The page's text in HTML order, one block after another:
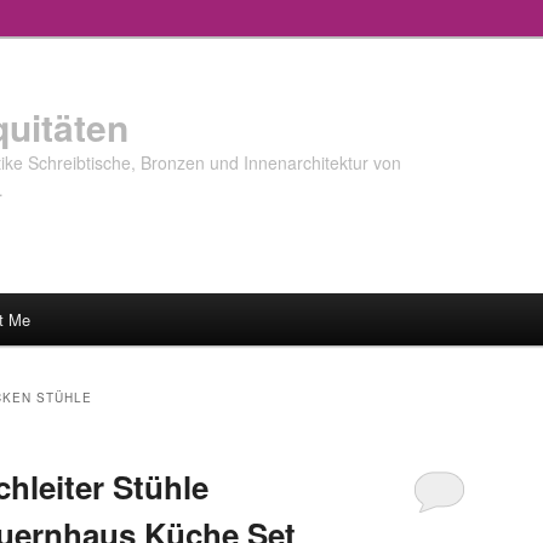
Schreibtische, Bronzen und Innenarchitektur von
Me
STÜHLE
Stühle